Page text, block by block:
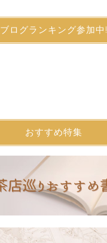
ブログランキング参加中!
おすすめ特集